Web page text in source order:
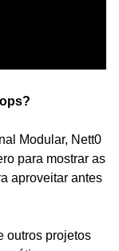
Modular, Nett0
para mostrar as
aproveitar antes
outros projetos